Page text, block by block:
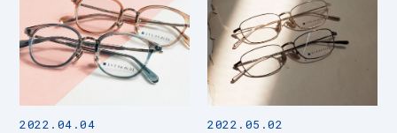
2022.04.04 2022.05.02